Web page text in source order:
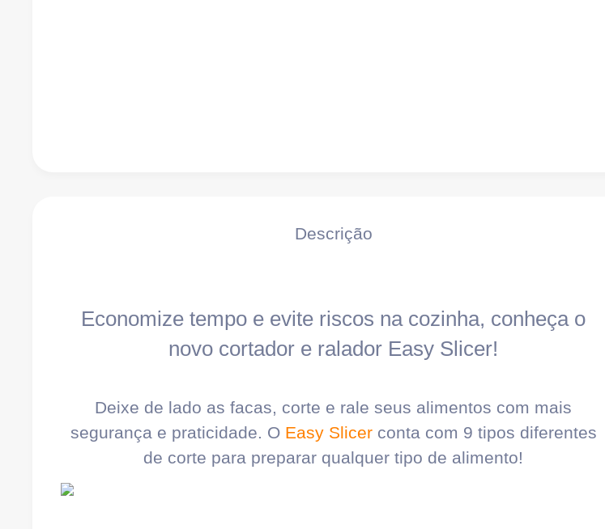
Descrição
Economize tempo e evite riscos na cozinha, conheça o
novo cortador e ralador Easy Slicer!
Deixe de lado as facas, corte e rale seus alimentos com mais
segurança e praticidade. O Easy Slicerconta com 9 tipos diferentes
de corte para preparar qualquer tipo de alimento!